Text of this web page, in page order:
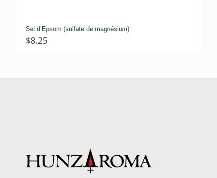
Sel d’Epsom (sulfate de magnésium)
$8.25